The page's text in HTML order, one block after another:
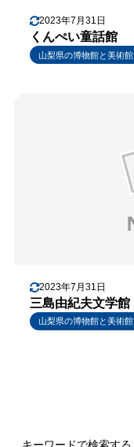
2023年7月31日
くんぺい童話館
山梨県の博物館と美術館
2023年7月31日
三島由紀夫文学館
山梨県の博物館と美術館